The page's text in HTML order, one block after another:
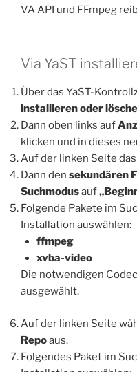
VA API und FFmpeg
Via YaST
Über das YaST-
installieren oder
Dann oben links auf
klicken und in dieses
Auf der linken Seite das
Dann den sekundären
Suchmodusauf
Folgende Pakete im
Installation auswählen:
ffmpeg
xvba-video
Die notwendigen
ausgewählt.
Auf der linken Seite
Repoaus.
Folgendes Paket im